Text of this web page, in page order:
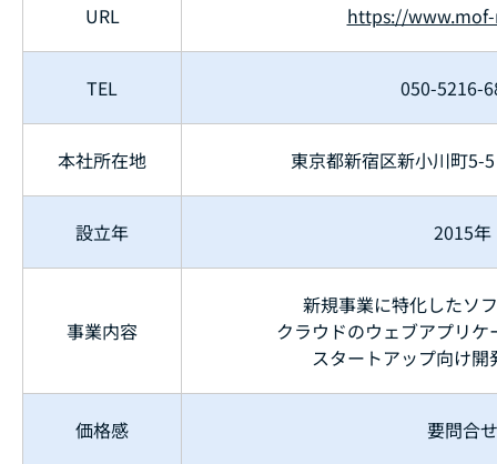
URL https://
TEL 050-5216-
本社所在地 東京都新宿区新小川町5-
設立年 2015年
事業内容
新規事業に特化したソ
クラウドのウェブアプリ
スタートアップ向け
価格感 要問合せ